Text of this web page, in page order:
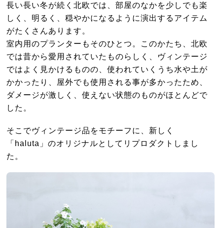
長い長い冬が続く北欧では、部屋のなかを少しでも楽
しく、明るく、穏やかになるように演出するアイテム
がたくさんあります。
室内用のプランターもそのひとつ。このかたち、北欧
では昔から愛用されていたものらしく、ヴィンテージ
ではよく見かけるものの、使われていくうち水や土が
かかったり、屋外でも使用される事が多かったため、
ダメージが激しく、使えない状態のものがほとんどで
した。
そこでヴィンテージ品をモチーフに、新しく
「haluta」のオリジナルとしてリプロダクトしまし
た。